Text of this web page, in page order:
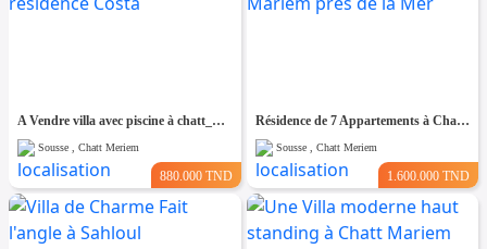
A Vendre villa avec piscine à chatt_mariem pré résidence Costa
Sousse , Chatt Meriem
880.000 TND
Résidence de 7 Appartements à Chatt Mariem prés de la Mer
Sousse , Chatt Meriem
1.600.000 TND